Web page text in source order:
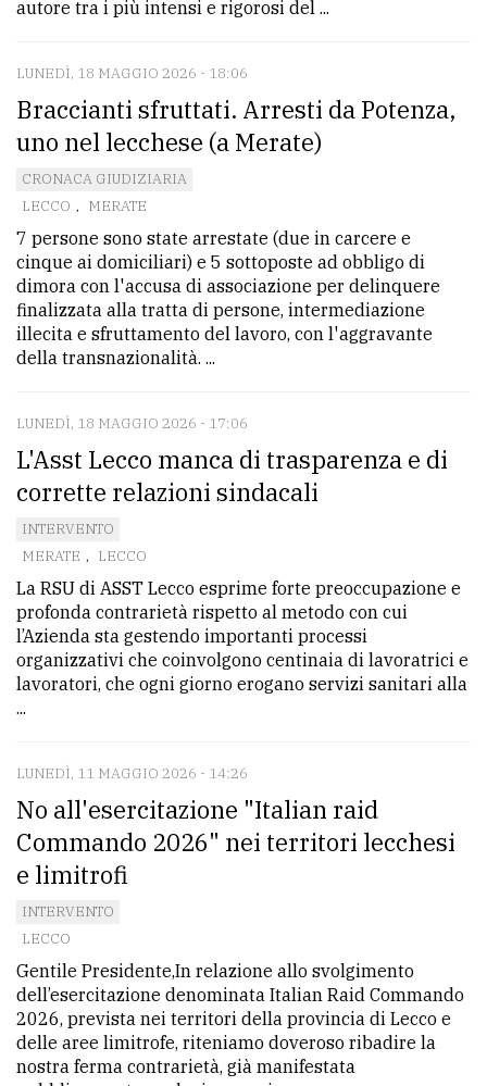
autore tra i più intensi e rigorosi del ...
LUNEDÌ, 18 MAGGIO 2026 - 18:06
Braccianti sfruttati. Arresti da Potenza,
uno nel lecchese (a Merate)
CRONACA GIUDIZIARIA
LECCO , MERATE
7 persone sono state arrestate (due in carcere e
cinque ai domiciliari) e 5 sottoposte ad obbligo di
dimora con l'accusa di associazione per delinquere
finalizzata alla tratta di persone, intermediazione
illecita e sfruttamento del lavoro, con l'aggravante
della transnazionalità. ...
LUNEDÌ, 18 MAGGIO 2026 - 17:06
L'Asst Lecco manca di trasparenza e di
corrette relazioni sindacali
INTERVENTO
MERATE , LECCO
La RSU di ASST Lecco esprime forte preoccupazione e
profonda contrarietà rispetto al metodo con cui
l’Azienda sta gestendo importanti processi
organizzativi che coinvolgono centinaia di lavoratrici e
lavoratori, che ogni giorno erogano servizi sanitari alla
...
LUNEDÌ, 11 MAGGIO 2026 - 14:26
No all'esercitazione "Italian raid
Commando 2026" nei territori lecchesi
e limitrofi
INTERVENTO
LECCO
Gentile Presidente,In relazione allo svolgimento
dell’esercitazione denominata Italian Raid Commando
2026, prevista nei territori della provincia di Lecco e
delle aree limitrofe, riteniamo doveroso ribadire la
nostra ferma contrarietà, già manifestata